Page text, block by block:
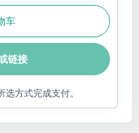
车
链接
方式完成支付。